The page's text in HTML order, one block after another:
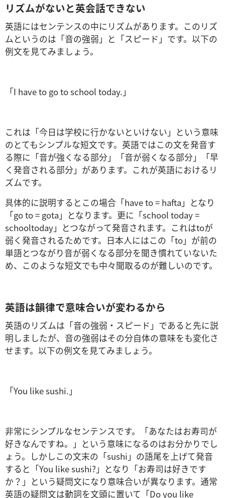
リズムがないと英会話できない
英語にはセンテンスの中にリズムがあります。このリズ
ムというのは「音の強弱」と「スピード」です。以下の
例文を見てみましょう。
「I have to go to school today.」
これは「今日は学校に行かないといけない」という意味
のとてもシンプルな短文です。英語ではこの文を発音す
る際に「音が強くなる部分」「音が弱くなる部分」「早
く発音される部分」があります。これが英語におけるリ
ズムです。
具体的に説明するとこの場合「have to = hafta」となり
「go to = gota」となります。更に「school today =
schooltoday」とつながって発音されます。これはtoが
弱く発音されるためです。日本人にはこの「to」が前の
単語とつながり音が弱くなる部分を聞き慣れていないた
め、このような短文でも中々聞取るのが難しいのです。
英語は韻律で意味合いが変わるから
英語のリズムは「音の強弱・スピード」であると先に説
明しましたが、音の強弱はその分自体の意味をも変化さ
せます。以下の例文を見てみましょう。
「You like sushi.」
非常にシンプルなセンテンスです。「あなたはお寿司が
好きなんですね。」という意味になるのはお分かりでし
ょう。しかしこの文末の「sushi」の語尾を上げて発音
すると「You like sushi?」となり「お寿司は好きです
か？」という疑問文になり意味合いが異なります。通常
英語の疑問文は動詞を文頭に置いて「Do you like